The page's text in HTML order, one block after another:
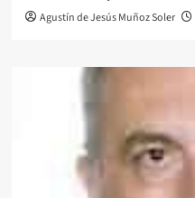
Agustín de Jesús Muñoz Soler